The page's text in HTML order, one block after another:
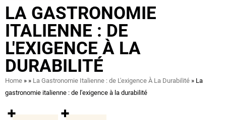
LA GASTRONOMIE
ITALIENNE : DE
L'EXIGENCE À LA
DURABILITÉ
Breadcrumb
Home La Gastronomie Italienne : de L'exigence À La Durabilité
La
gastronomie italienne : de l'exigence à la durabilité